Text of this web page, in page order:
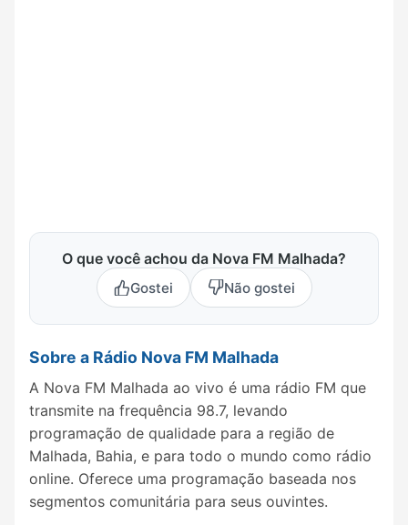
O que você achou da Nova FM Malhada?
Gostei Não gostei
Sobre a Rádio Nova FM Malhada
A Nova FM Malhada ao vivo é uma rádio FM que
transmite na frequência 98.7, levando
programação de qualidade para a região de
Malhada, Bahia, e para todo o mundo como rádio
online. Oferece uma programação baseada nos
segmentos comunitária para seus ouvintes.